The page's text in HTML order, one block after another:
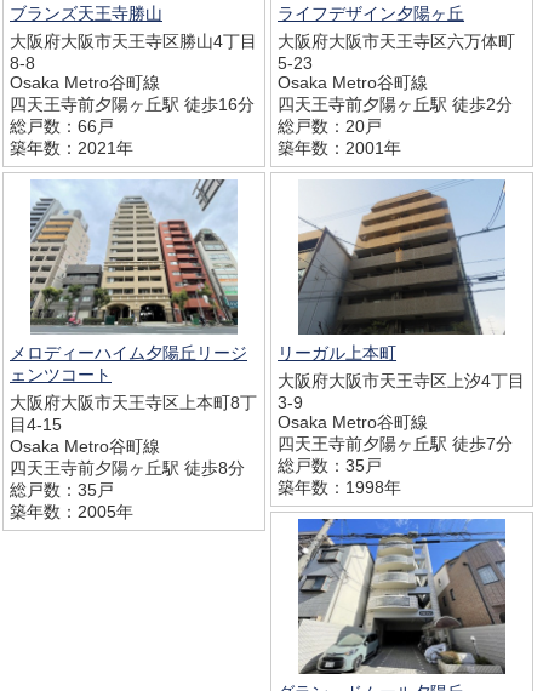
ブランズ天王寺勝山
大阪府大阪市天王寺区勝山4丁目
8-8
Osaka Metro谷町線
四天王寺前夕陽ヶ丘駅 徒歩16分
総戸数：66戸
築年数：2021年
ライフデザイン夕陽ヶ丘
大阪府大阪市天王寺区六万体町
5-23
Osaka Metro谷町線
四天王寺前夕陽ヶ丘駅 徒歩2分
総戸数：20戸
築年数：2001年
メロディーハイム夕陽丘リージ
ェンツコート
大阪府大阪市天王寺区上本町8丁
目4-15
Osaka Metro谷町線
四天王寺前夕陽ヶ丘駅 徒歩8分
総戸数：35戸
築年数：2005年
リーガル上本町
大阪府大阪市天王寺区上汐4丁目
3-9
Osaka Metro谷町線
四天王寺前夕陽ヶ丘駅 徒歩7分
総戸数：35戸
築年数：1998年